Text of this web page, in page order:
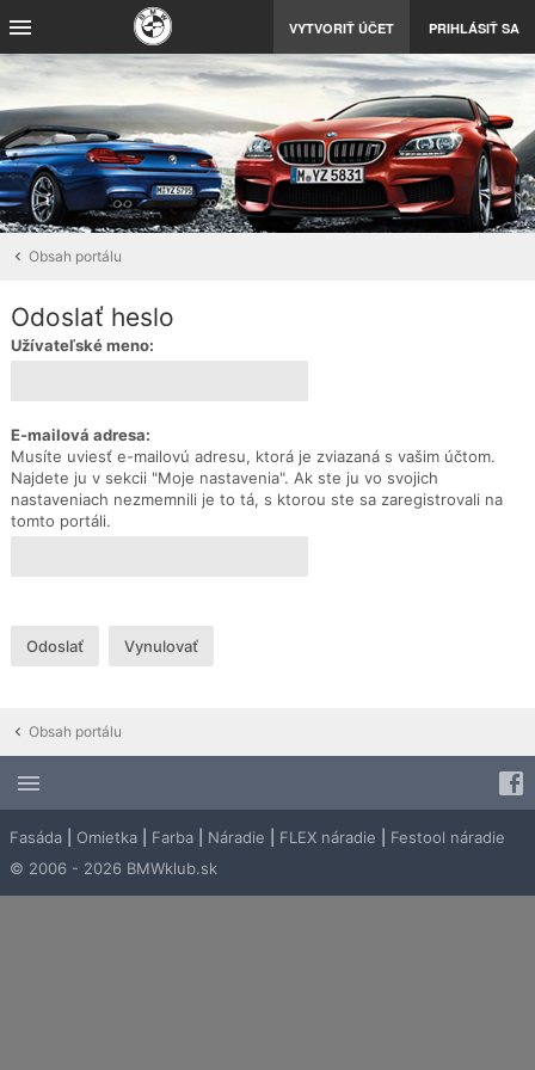
VYTVORIŤ ÚČET PRIHLÁSIŤ SA
Obsah portálu
Odoslať heslo
Užívateľské meno:
E-mailová adresa:
Musíte uviesť e-mailovú adresu, ktorá je zviazaná s vašim účtom.
Najdete ju v sekcii "Moje nastavenia". Ak ste ju vo svojich
nastaveniach nezmemnili je to tá, s ktorou ste sa zaregistrovali na
tomto portáli.
Obsah portálu
Fasáda Omietka Farba Náradie FLEX náradie
Festool náradie
© 2006 - 2026 BMWklub.sk